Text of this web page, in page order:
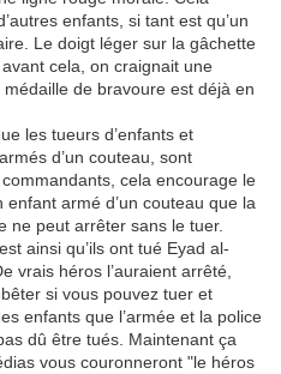
enfants, si tant est qu’un
Le doigt léger sur la gâchette
cela, on craignait une
de bravoure est déjà en
les tueurs d’enfants et
d’un couteau, sont
cela encourage le
armé d’un couteau que la
ne peut arrêter sans le tuer.
ainsi qu’ils ont tué Eyad al-
vrais héros l’auraient arrêté,
si vous pouvez tuer et
enfants que l’armée et la police
dû être tués. Maintenant ça
vous couronneront "le héros